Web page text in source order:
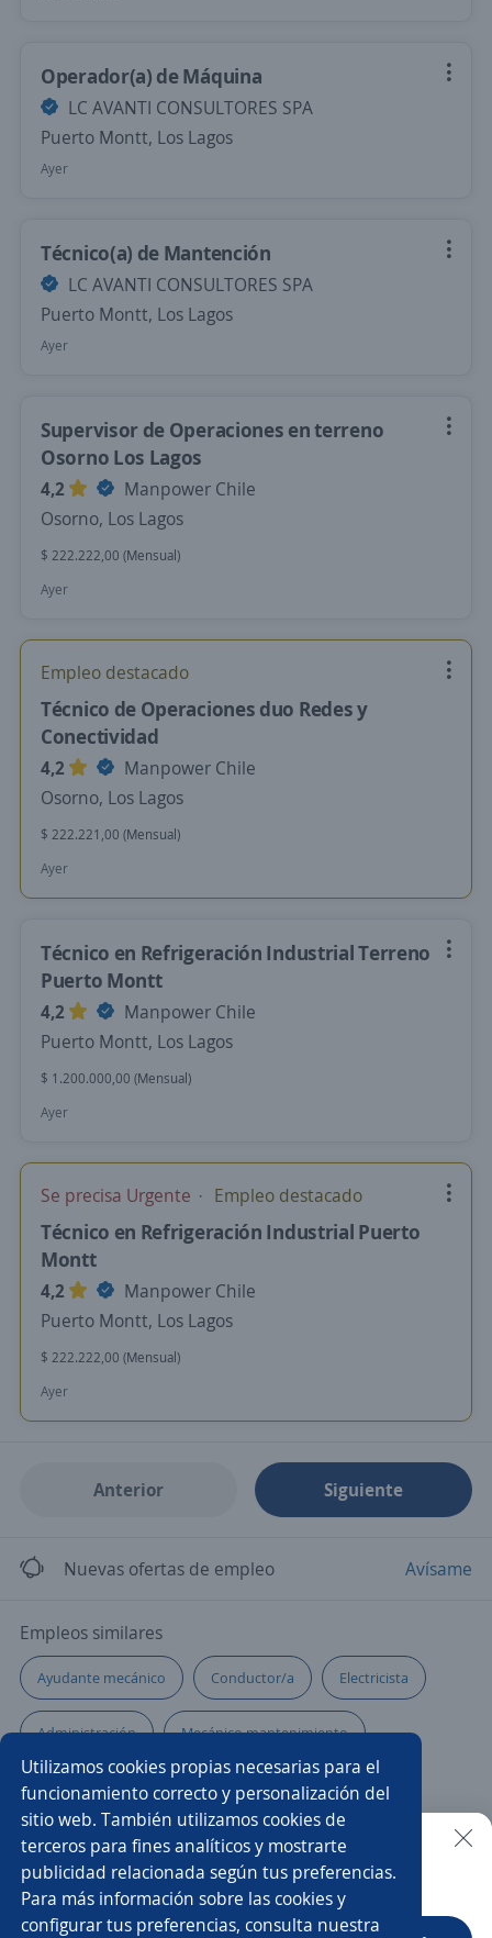
Utilizamos cookies propias necesarias para el
funcionamiento correcto y personalización del
sitio web. También utilizamos cookies de
terceros para fines analíticos y mostrarte
publicidad relacionada según tus preferencias.
Para más información sobre las cookies y
configurar tus preferencias, consulta nuestra
Operador(a) de Máquina
LC AVANTI CONSULTORES SPA
Puerto Montt, Los Lagos
Ayer
Técnico(a) de Mantención
LC AVANTI CONSULTORES SPA
Puerto Montt, Los Lagos
Ayer
Supervisor de Operaciones en terreno
Osorno Los Lagos
4,2
Manpower Chile
Osorno, Los Lagos
$ 222.222,00 (Mensual)
Ayer
Empleo destacado
Técnico de Operaciones duo Redes y
Conectividad
4,2
Manpower Chile
Osorno, Los Lagos
$ 222.221,00 (Mensual)
Ayer
Técnico en Refrigeración Industrial Terreno
Puerto Montt
4,2
Manpower Chile
Puerto Montt, Los Lagos
$ 1.200.000,00 (Mensual)
Ayer
Se precisa Urgente Empleo destacado
Técnico en Refrigeración Industrial Puerto
Montt
4,2
Manpower Chile
Puerto Montt, Los Lagos
$ 222.222,00 (Mensual)
Ayer
Anterior Siguiente
Nuevas ofertas de empleo Avísame
Empleos similares
Ayudante mecánico Conductor/a Electricista
Administración Mecánico mantenimiento
Técnico/a instalador Operador/a de grúa
Operario/a de producción Soldador/a
Técnico/a en telecomunicaciones Técnico/a mecánico
Buscar es más fácil en la app